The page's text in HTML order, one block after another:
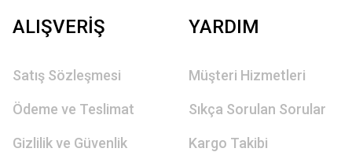
ALIŞVERİŞ
Satış Sözleşmesi
Ödeme ve Teslimat
Gizlilik ve Güvenlik
YARDIM
Müşteri Hizmetleri
Sıkça Sorulan Sorular
Kargo Takibi